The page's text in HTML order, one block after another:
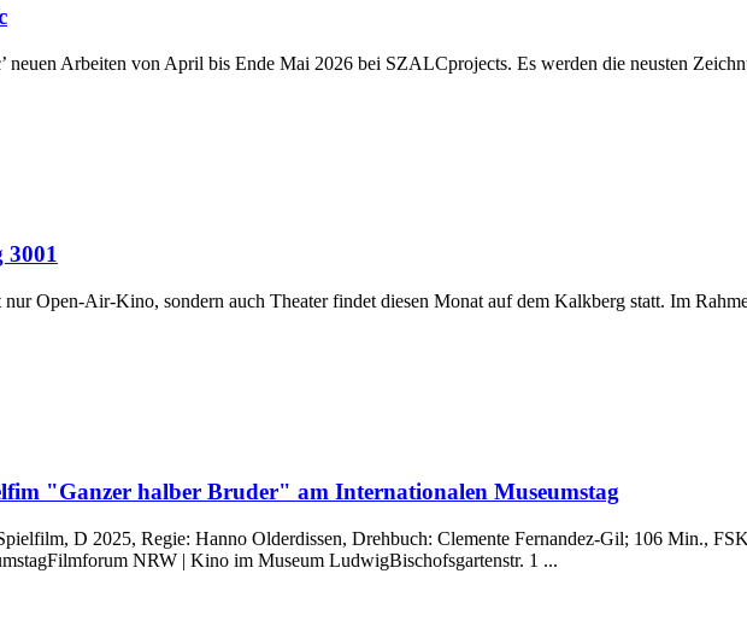
neuen Arbeiten von April bis Ende Mai 2026 bei SZALCprojects. Es werden die neusten
3001
Open-Air-Kino, sondern auch Theater findet diesen Monat auf dem Kalkberg statt. Im
"Ganzer halber Bruder" am Internationalen Museumstag
D 2025, Regie: Hanno Olderdissen, Drehbuch: Clemente Fernandez-Gil; 106 Min.,
NRW | Kino im Museum LudwigBischofsgartenstr. 1 ...